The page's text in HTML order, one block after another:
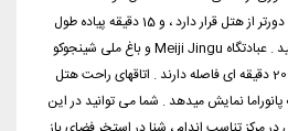
متروپولیتن توکیو کمتر از 5 دقیقه دورتر از هتل قرار دارد ، و 15 دقیقه پیاده طول
میکشد تا به منطقه کابوکیچو برسید . عبادتگاه Meiji Jingu و باغ ملی شینجوکو
گیوئن هر دو مورد یک پیاده روی 20 دقیقه ای فاصله دارند . اتاقهای راحت هتل
پانوراما نمایش میدهد . شما می توانید در این